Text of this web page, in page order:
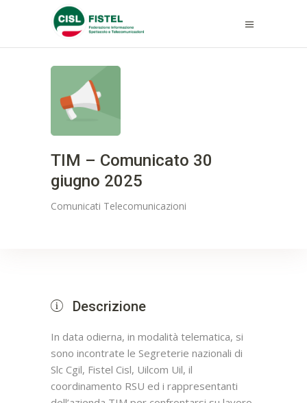
TIM – Comunicato 30
giugno 2025
Comunicati Telecomunicazioni
Descrizione
In data odierna, in modalità telematica, si
sono incontrate le Segreterie nazionali di
Slc Cgil, Fistel Cisl, Uilcom Uil, il
coordinamento RSU ed i rappresentanti